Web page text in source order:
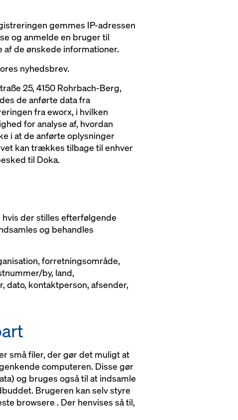
gemmes IP-adressen
og anmelde en bruger til
de ønskede informationer.
nyhedsbrev.
25, 4150 Rohrbach-Berg,
de anførte data fra
fra eworx, i hvilken
for analyse af, hvordan
i at de anførte oplysninger
kan trækkes tilbage til enhver
til Doka.
der stilles efterfølgende
og behandles
forretningsområde,
by, land,
dato, kontaktperson, afsender,
små filer, der gør det muligt at
computeren. Disse gør
og bruges også til at indsamle
Brugeren kan selv styre
browsere . Der henvises så til,